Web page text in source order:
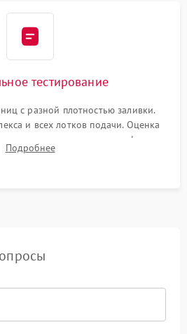
тестирование
с разной плотностью заливки.
и всех лотков подачи. Оценка
и полное отсутствие дефектов
выдачей готового устройства.
Подробнее